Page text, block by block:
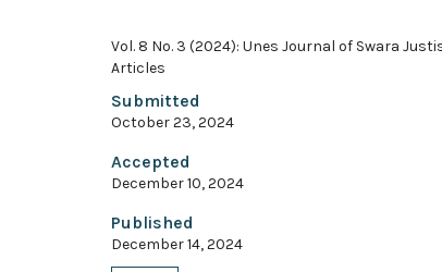
Vol. 8 No. 3 (2024): Unes Journal of Swara
Articles
Submitted
October 23, 2024
Accepted
December 10, 2024
Published
December 14, 2024